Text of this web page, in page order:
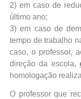
2) em caso de
último ano;
3) em caso de
tempo de trabalho
caso, o professor,
direção da escola,
homologação
O professor que